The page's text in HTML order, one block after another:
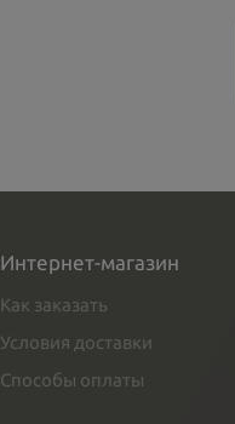
Интернет-магазин
Как заказать
Условия доставки
Способы оплаты